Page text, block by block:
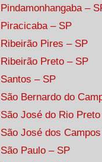
Pindamonhangaba –
Piracicaba – SP
Ribeirão Pires – SP
Ribeirão Preto – SP
Santos – SP
São Bernardo do
São José do Rio
São José dos
São Paulo – SP